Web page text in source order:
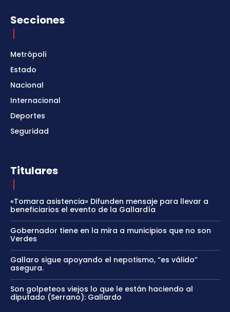
Secciones
Metrópoli
Estado
Nacional
Internacional
Deportes
Seguridad
Titulares
«Tomara asistencia» Difunden mensaje para llevar a
beneficiarios el evento de la Gallardía
Gobernador tiene en la mira a municipios que no son
Verdes
Gallaro sigue apoyando el nepotismo, “es válido”
asegura.
Son golpeteos viejos lo que le están haciendo al
diputado (Serrano): Gallardo